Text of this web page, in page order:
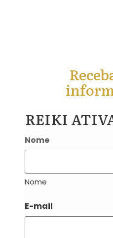
REIKI
Nome
Nome
E-mail